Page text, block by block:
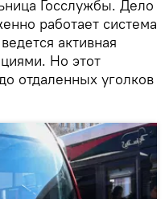
Госслужбы. Дело
работает система
активная
Но этот
отдаленных уголков